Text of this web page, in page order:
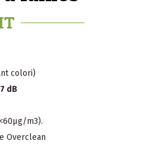
colori)
dB
m3).
Overclean